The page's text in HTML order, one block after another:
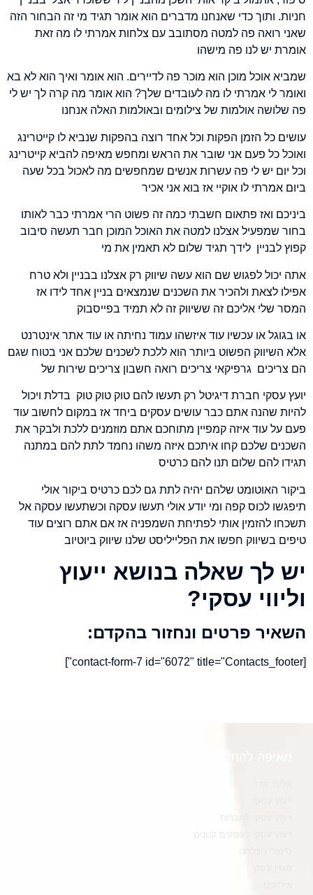
חניות. ותוך כדי שאנחנו מדברים הוא אומר תגיד מי זה הבחור הזה
שאני רואה פה למטה מסתובב עם צלחות אמרתי לו מה זאת
אומרת יש לנו פה מישהו
שמביא אוכל מוכן הוא מוכר פה לדיירים. הוא אומר ואיך הוא לא בא
ואומר לי אמרתי לו מה לעובדים שלך? הוא אומר מה קרה לך יש לי
פה שלושה אולמות של צילומים ובאולמות האלה אנחנו
עושים כל הזמן הפקות וכל אחד רוצה בהפקות שנביא לו קייטרינג
ואוכל כל פעם אני שובר את הראש ומחפש מאיפה להביא קייטרינג
וכל יום יש לי פה עשרות אנשים שמחפשים מה לאכול בכל שעה
ביום אמרתי לו אוקיי אז בוא אני אכיר
ביניכם ואז פתאום חשבתי כמה זה פשוט הרי אמרתי כבר לאותו
בחור שמפעיל אצלנו למטה את האוכל המוכן חבר תעשה סיבוב
קפוץ לבניין לידך תגיד שלום לא תאמין את מי
אתה יכול לפגוש שם הוא עשה שיווק רק אצלנו בבניין ולא טרח
אפילו לצאת ולהכיר את השכנים שנמצאים בניין אחד לידו אז
המסר שלי אליכם זה ששיווק זה לא תמיד בפייסבוק
או בגוגל או עכשיו עוד איזשהו עמוד נחיתה או עוד אתר אינטרנט
אלא השיווק הפשוט ביותר הוא ללכת לשכנים שלכם אני בטוח שגם
הם צריכים גרפיקאי צריכים רואה חשבון צריכים שירות של
יועץ עסקי חברת דיגיטל רק תעשו להם טוק טוק טוק בדלת ויכול
להיות שהנה אתם כבר עושים עסקים ביחד אז במקום לחשוב עוד
פעם על עוד איזה קמפיין מתוחכם אתם מוזמנים ללכת ולבקר את
השכנים שלכם קחו איתכם איזה משהו נחמד לתת להם במתנה
תגידו להם שלום תנו להם כרטיס
ביקור האוטומט שלהם יהיה לתת גם לכם כרטיס ביקור אולי
תיפגשו לכוס קפה ומי יודע אולי תעשו עסקה וכשתעשו עסקה אל
תשכחו להזמין אותי לפתיחת השמפניה אז אם אתם רוצים עוד
טיפים בשיווק חפשו את הפלייליסט שלנו שיווק ביוטיוב
יש לך שאלה בנושא ייעוץ
וליווי עסקי?
השאיר פרטים ונחזור בהקדם:
[contact-form-7 id="6072" title="Contacts_footer"]
ייעוץ עסקי לחברות
ייעוץ עסקי לעסקים קטנים
סיפורי הצלחה